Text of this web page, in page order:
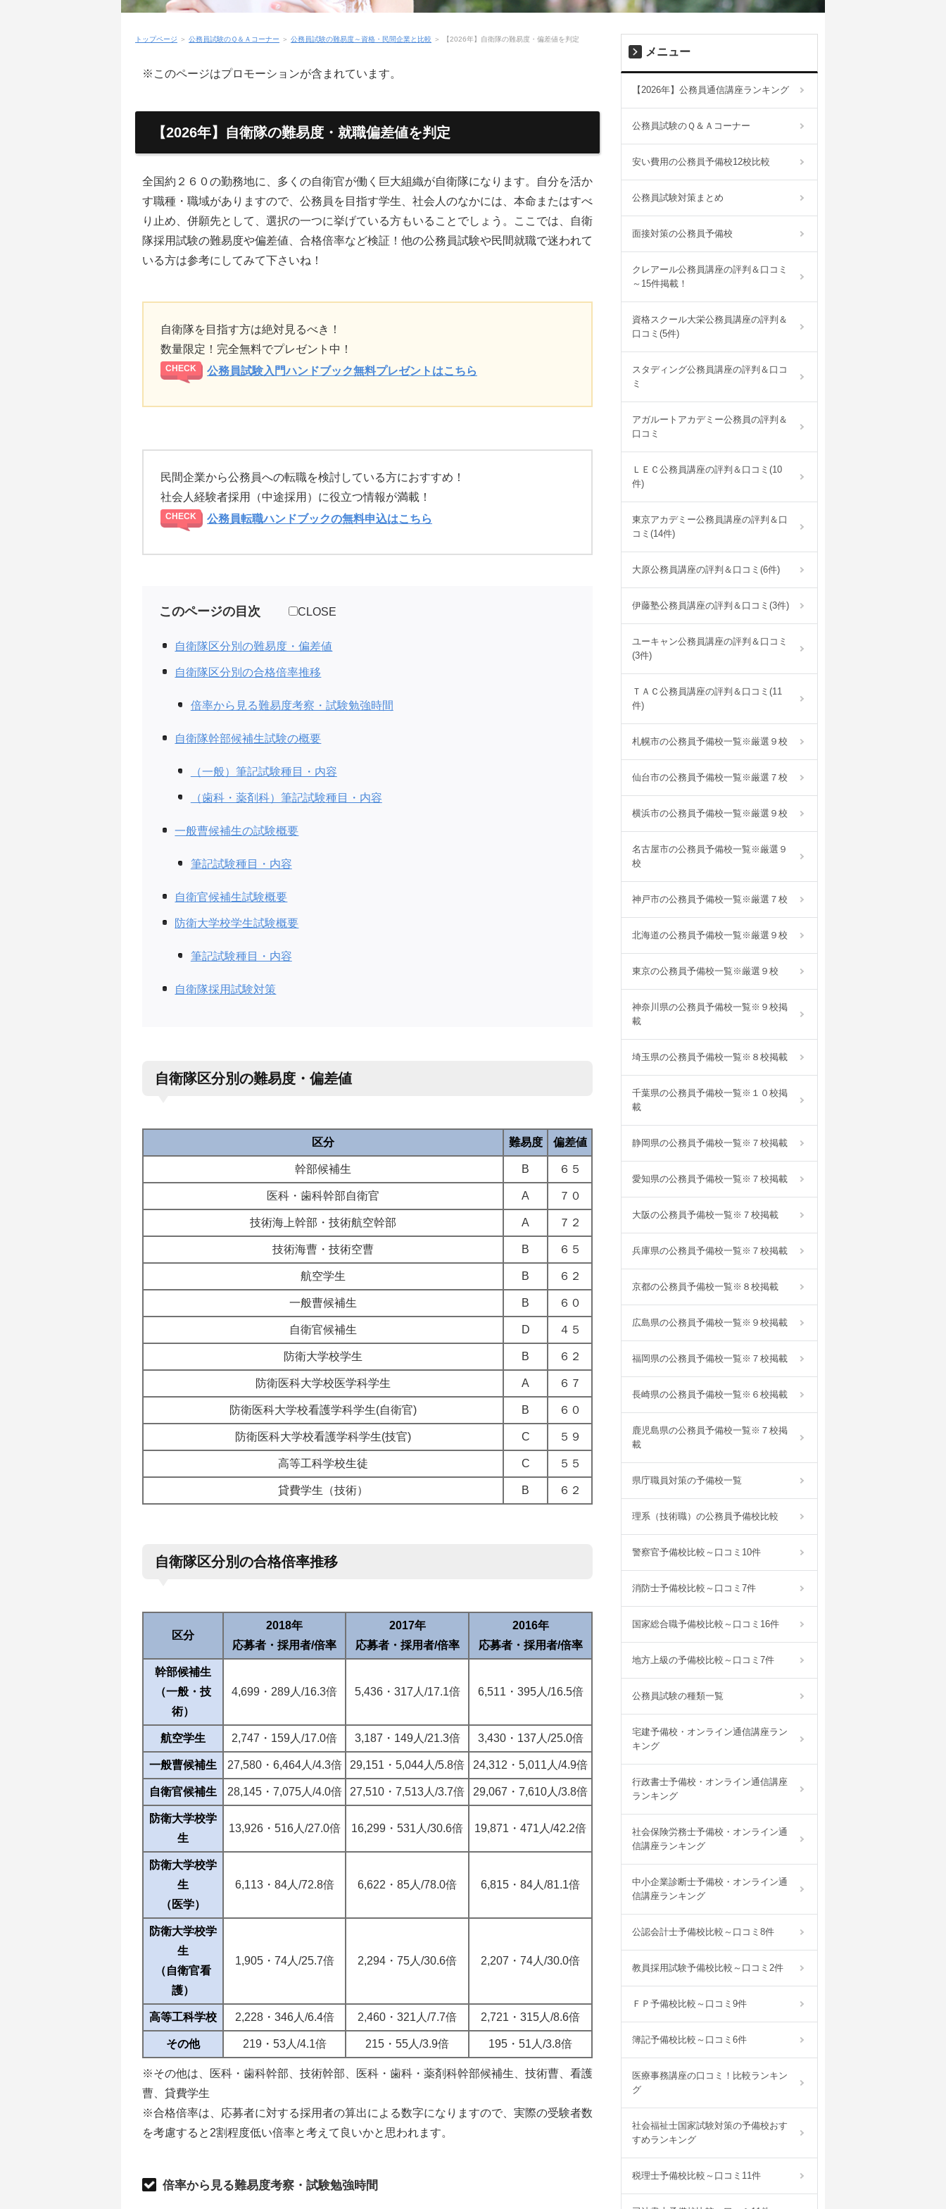
トップページ ＞ 公務員試験のＱ＆Ａコーナー ＞ 公務員試験の難易度～資格・民間企業と比較 ＞ 【2026年】自衛隊の難易度・偏差値を判定
※このページはプロモーションが含まれています。
【2026年】自衛隊の難易度・就職偏差値を判定
全国約２６０の勤務地に、多くの自衛官が働く巨大組織が自衛隊になります。自分を活か
す職種・職域がありますので、公務員を目指す学生、社会人のなかには、本命またはすべ
り止め、併願先として、選択の一つに挙げている方もいることでしょう。ここでは、自衛
隊採用試験の難易度や偏差値、合格倍率など検証！他の公務員試験や民間就職で迷われて
いる方は参考にしてみて下さいね！
自衛隊を目指す方は絶対見るべき！
数量限定！完全無料でプレゼント中！
公務員試験入門ハンドブック無料プレゼントはこちら
民間企業から公務員への転職を検討している方におすすめ！
社会人経験者採用（中途採用）に役立つ情報が満載！
公務員転職ハンドブックの無料申込はこちら
このページの目次 CLOSE
自衛隊区分別の難易度・偏差値
自衛隊区分別の合格倍率推移
倍率から見る難易度考察・試験勉強時間
自衛隊幹部候補生試験の概要
（一般）筆記試験種目・内容
（歯科・薬剤科）筆記試験種目・内容
一般曹候補生の試験概要
筆記試験種目・内容
自衛官候補生試験概要
防衛大学校学生試験概要
筆記試験種目・内容
自衛隊採用試験対策
自衛隊区分別の難易度・偏差値
区分 難易度 偏差値
幹部候補生 B ６５
医科・歯科幹部自衛官 A ７０
技術海上幹部・技術航空幹部 A ７２
技術海曹・技術空曹 B ６５
航空学生 B ６２
一般曹候補生 B ６０
自衛官候補生 D ４５
防衛大学校学生 B ６２
防衛医科大学校医学科学生 A ６７
防衛医科大学校看護学科学生(自衛官) B ６０
防衛医科大学校看護学科学生(技官) C ５９
高等工科学校生徒 C ５５
貸費学生（技術） B ６２
自衛隊区分別の合格倍率推移
区分
2018年
応募者・採用者/倍率
2017年
応募者・採用者/倍率
2016年
応募者・採用者/倍率
幹部候補生
（一般・技
術）
4,699・289人/16.3倍 5,436・317人/17.1倍 6,511・395人/16.5倍
航空学生 2,747・159人/17.0倍 3,187・149人/21.3倍 3,430・137人/25.0倍
一般曹候補生 27,580・6,464人/4.3倍 29,151・5,044人/5.8倍 24,312・5,011人/4.9倍
自衛官候補生 28,145・7,075人/4.0倍 27,510・7,513人/3.7倍 29,067・7,610人/3.8倍
防衛大学校学
生
13,926・516人/27.0倍 16,299・531人/30.6倍 19,871・471人/42.2倍
防衛大学校学
生
（医学）
6,113・84人/72.8倍 6,622・85人/78.0倍 6,815・84人/81.1倍
防衛大学校学
生
（自衛官看
護）
1,905・74人/25.7倍 2,294・75人/30.6倍 2,207・74人/30.0倍
高等工科学校 2,228・346人/6.4倍 2,460・321人/7.7倍 2,721・315人/8.6倍
その他 219・53人/4.1倍 215・55人/3.9倍 195・51人/3.8倍
※その他は、医科・歯科幹部、技術幹部、医科・歯科・薬剤科幹部候補生、技術曹、看護
曹、貸費学生
※合格倍率は、応募者に対する採用者の算出による数字になりますので、実際の受験者数
を考慮すると2割程度低い倍率と考えて良いかと思われます。
倍率から見る難易度考察・試験勉強時間
メニュー
【2026年】公務員通信講座ランキング
公務員試験のＱ＆Ａコーナー
安い費用の公務員予備校12校比較
公務員試験対策まとめ
面接対策の公務員予備校
クレアール公務員講座の評判＆口コミ
～15件掲載！
資格スクール大栄公務員講座の評判＆
口コミ(5件)
スタディング公務員講座の評判＆口コ
ミ
アガルートアカデミー公務員の評判＆
口コミ
ＬＥＣ公務員講座の評判＆口コミ(10
件)
東京アカデミー公務員講座の評判＆口
コミ(14件)
大原公務員講座の評判＆口コミ(6件)
伊藤塾公務員講座の評判＆口コミ(3件)
ユーキャン公務員講座の評判＆口コミ
(3件)
ＴＡＣ公務員講座の評判＆口コミ(11
件)
札幌市の公務員予備校一覧※厳選９校
仙台市の公務員予備校一覧※厳選７校
横浜市の公務員予備校一覧※厳選９校
名古屋市の公務員予備校一覧※厳選９
校
神戸市の公務員予備校一覧※厳選７校
北海道の公務員予備校一覧※厳選９校
東京の公務員予備校一覧※厳選９校
神奈川県の公務員予備校一覧※９校掲
載
埼玉県の公務員予備校一覧※８校掲載
千葉県の公務員予備校一覧※１０校掲
載
静岡県の公務員予備校一覧※７校掲載
愛知県の公務員予備校一覧※７校掲載
大阪の公務員予備校一覧※７校掲載
兵庫県の公務員予備校一覧※７校掲載
京都の公務員予備校一覧※８校掲載
広島県の公務員予備校一覧※９校掲載
福岡県の公務員予備校一覧※７校掲載
長崎県の公務員予備校一覧※６校掲載
鹿児島県の公務員予備校一覧※７校掲
載
県庁職員対策の予備校一覧
理系（技術職）の公務員予備校比較
警察官予備校比較～口コミ10件
消防士予備校比較～口コミ7件
国家総合職予備校比較～口コミ16件
地方上級の予備校比較～口コミ7件
公務員試験の種類一覧
宅建予備校・オンライン通信講座ラン
キング
行政書士予備校・オンライン通信講座
ランキング
社会保険労務士予備校・オンライン通
信講座ランキング
中小企業診断士予備校・オンライン通
信講座ランキング
公認会計士予備校比較～口コミ8件
教員採用試験予備校比較～口コミ2件
ＦＰ予備校比較～口コミ9件
簿記予備校比較～口コミ6件
医療事務講座の口コミ！比較ランキン
グ
社会福祉士国家試験対策の予備校おす
すめランキング
税理士予備校比較～口コミ11件